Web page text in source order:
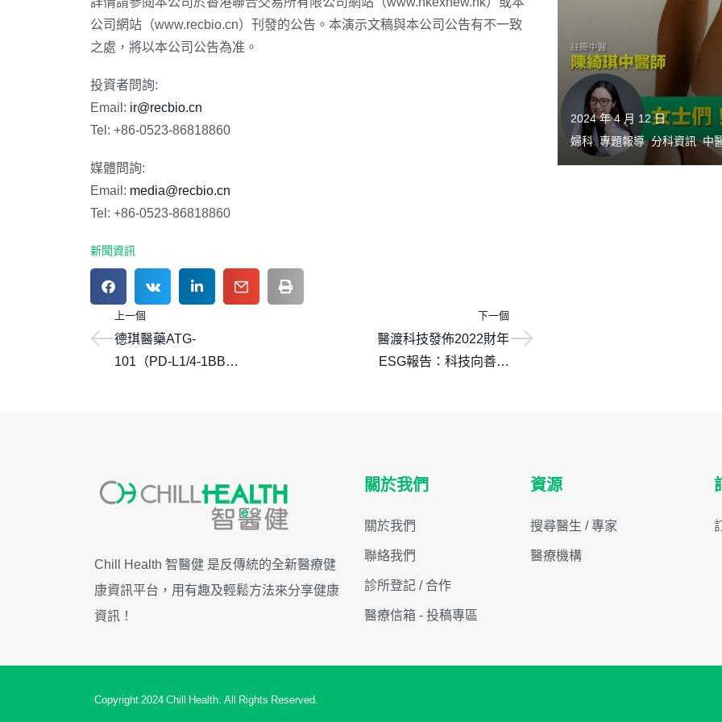
公司網站（www.recbio.cn）刊發的公告。本演示文稿與本公司公告有不一致
之處，將以本公司公告為准。
投資者問詢:
Email: ir@recbio.cn
Tel: +86-0523-86818860
媒體問詢:
Email: media@recbio.cn
Tel: +86-0523-86818860
新聞資訊
上一個
德琪醫藥ATG-
101（PD-L1/4-1BB雙
下一個
醫渡科技發佈2022財年
ESG報告：科技向善驅
2024 年 4 月 12 日
婦科,專題報導,分科資訊,中
Chill Health 智醫健 是反傳統的全新醫療健
康資訊平台，用有趣及輕鬆方法來分享健康
資訊！
關於我們
關於我們
聯絡我們
診所登記 / 合作
醫療信箱 - 投稿專區
資源
搜尋醫生 / 專家
醫療機構
Copyright 2024 Chill Health. All Rights Reserved.